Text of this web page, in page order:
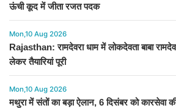
ऊंची कूद में जीता रजत पदक
Mon,10 Aug 2026
Rajasthan: रामदेवरा धाम में लोकदेवता बाबा
लेकर तैयारियां पूरी
Mon,10 Aug 2026
मथुरा में संतों का बड़ा ऐलान, 6 दिसंबर को कारसेवा